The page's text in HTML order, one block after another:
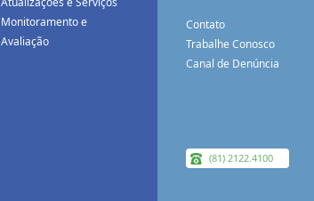
Monitoramento e
Avaliação
Contato
Trabalhe Conosco
Canal de Denúncia
(81) 2122.4100